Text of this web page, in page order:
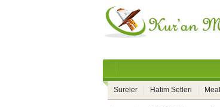
Sureler Hatim Setleri